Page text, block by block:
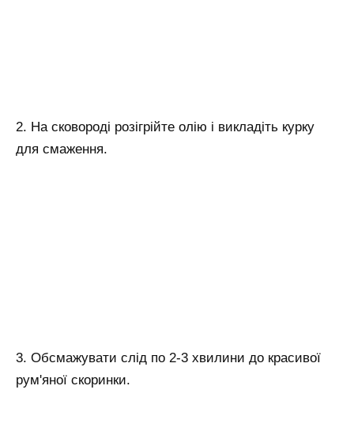
2. На сковороді розігрійте олію і викладіть курку
для смаження.
3. Обсмажувати слід по 2-3 хвилини до красивої
рум'яної скоринки.